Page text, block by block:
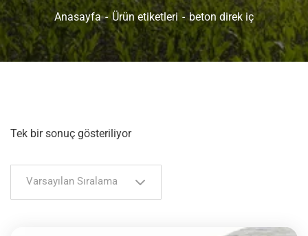
Anasayfa Ürün etiketleri beton direk iç
Tek bir sonuç gösteriliyor
Varsayılan Sıralama